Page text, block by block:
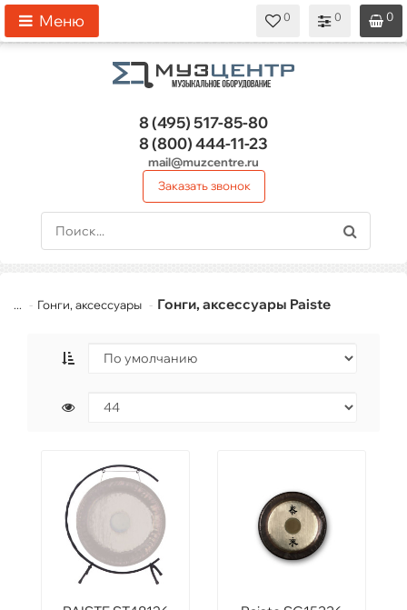
0
0
0
Меню
8 (495)517-85-80
8 (800)444-11-23
mail@muzcentre.ru
Заказать звонок
... Гонги, аксессуары Гонги, аксессуары Paiste